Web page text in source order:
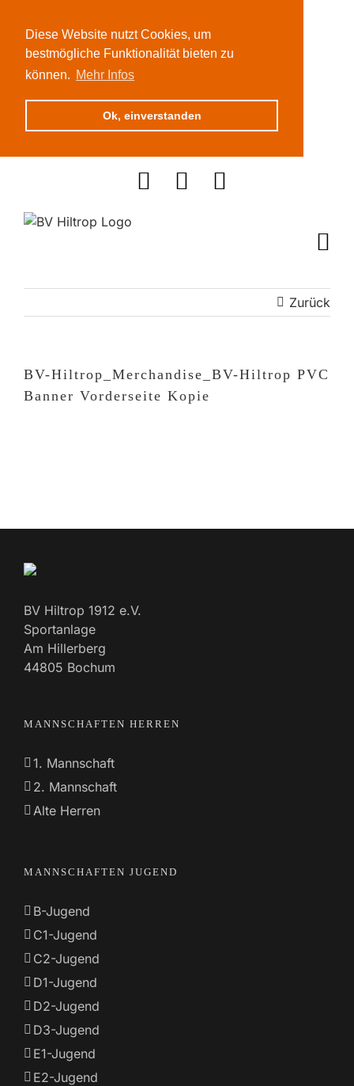
Diese Website nutzt Cookies, um
bestmögliche Funktionalität bieten zu
können. Mehr Infos
Ok, einverstanden
Zurück
BV-Hiltrop_Merchandise_BV-Hiltrop PVC
Banner Vorderseite Kopie
BV Hiltrop 1912 e.V.
Sportanlage
Am Hillerberg
44805 Bochum
MANNSCHAFTEN HERREN
1. Mannschaft
2. Mannschaft
Alte Herren
MANNSCHAFTEN JUGEND
B-Jugend
C1-Jugend
C2-Jugend
D1-Jugend
D2-Jugend
D3-Jugend
E1-Jugend
E2-Jugend